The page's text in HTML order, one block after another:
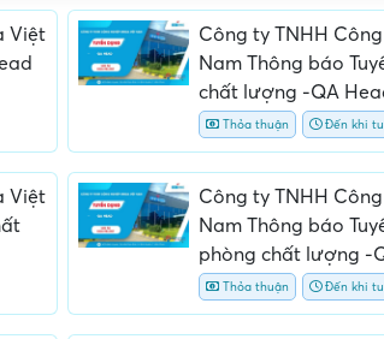
Việt
Công ty TNHH
Nam Thông báo
chất lượng -QA
Thỏa thuận Đến khi
Việt
Công ty TNHH
Nam Thông báo
phòng chất lượng -
Thỏa thuận Đến khi
Yêu cầu ký kết giấy tờ không rõ
Địa